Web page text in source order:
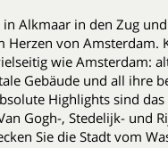
in Alkmaar in den Zug
Herzen von Amsterdam.
wie Amsterdam:
Gebäude und all ihre
Highlights sind
Gogh-, Stedelijk- und
Sie die Stadt vom